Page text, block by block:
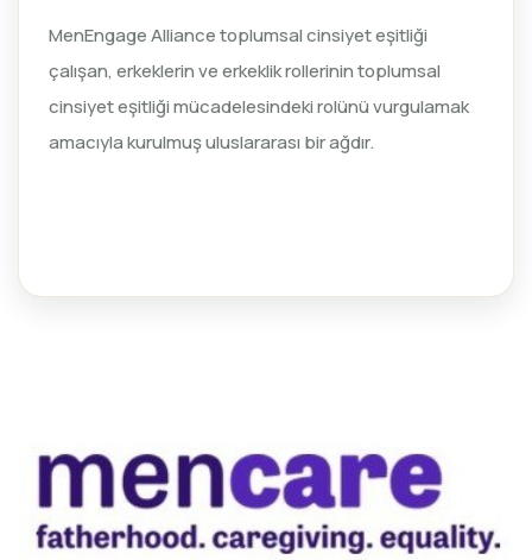
MenEngage Alliance toplumsal cinsiyet eşitliği
çalışan, erkeklerin ve erkeklik rollerinin toplumsal
cinsiyet eşitliği mücadelesindeki rolünü vurgulamak
amacıyla kurulmuş uluslararası bir ağdır.